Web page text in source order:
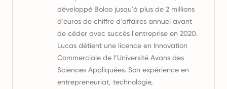
développé Boloo jusqu'à plus de 2 millions
d'euros de chiffre d'affaires annuel avant
de céder avec succès l'entreprise en 2020.
Lucas détient une licence en Innovation
Commerciale de l’Université Avans des
Sciences Appliquées. Son expérience en
entrepreneuriat, technologie,